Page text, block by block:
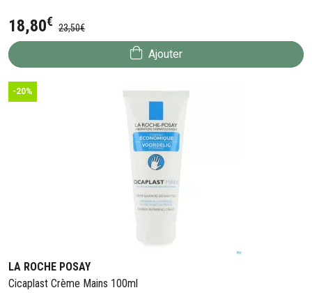
18,80€ 23,50€
Ajouter
-20%
LA ROCHE POSAY
Cicaplast Crème Mains 100ml